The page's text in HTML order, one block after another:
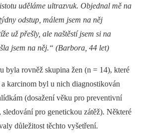
uděláme ultrazvuk. Objednal mě na
odstup, málem jsem na něj
už přešly, ale naštěstí jsem si na
jsem na něj.“ (Barbora, 44 let)
byla rovněž skupina žen (n = 14), které
karcinom byl u nich dia­gnostikován
(dosažení věku pro preventivní
sledování pro genetickou zátěž). Ně­kte­ré
důležitost těchto vyšetření.